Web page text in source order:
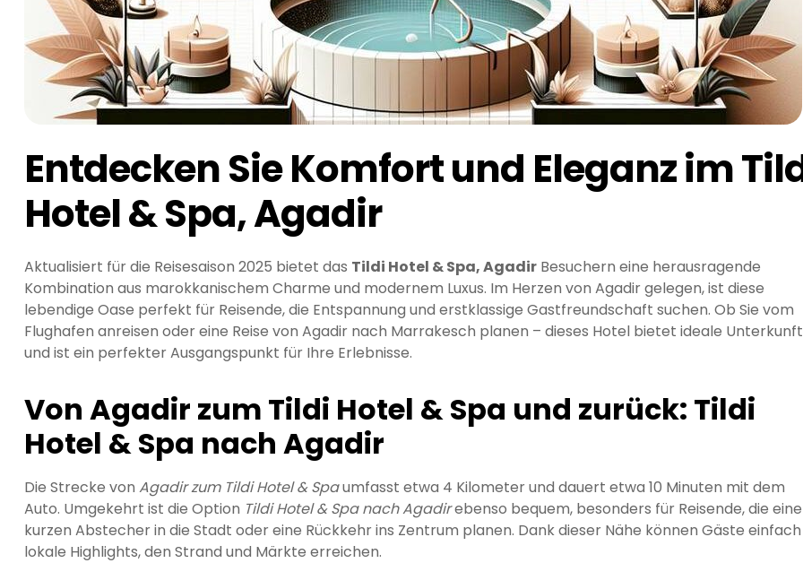
Entdecken Sie Komfort und Eleganz im
Hotel & Spa, Agadir
Aktualisiert für die Reisesaison 2025 bietet das Tildi Hotel & Spa, Agadir Besuchern eine herausragende
Kombination aus marokkanischem Charme und modernem Luxus. Im Herzen von Agadir gelegen, ist diese
lebendige Oase perfekt für Reisende, die Entspannung und erstklassige Gastfreundschaft suchen. Ob Sie vom
Flughafen anreisen oder eine Reise von Agadir nach Marrakesch planen – dieses Hotel bietet ideale Unterkunft
und ist ein perfekter Ausgangspunkt für Ihre Erlebnisse.
Von Agadir zum Tildi Hotel & Spa und zurück: Tildi
Hotel & Spa nach Agadir
Die Strecke von Agadir zum Tildi Hotel & Spaumfasst etwa 4 Kilometer und dauert etwa 10 Minuten mit dem
Auto. Umgekehrt ist die Option Tildi Hotel & Spa nach Agadirebenso bequem, besonders für Reisende, die
kurzen Abstecher in die Stadt oder eine Rückkehr ins Zentrum planen. Dank dieser Nähe können Gäste einfach
lokale Highlights, den Strand und Märkte erreichen.